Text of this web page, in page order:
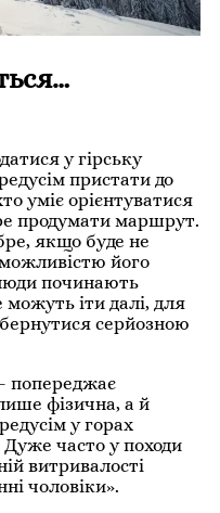
у гірську
пристати до
уміє орієнтуватися
продумати маршрут.
якщо буде не
його
починають
можуть іти далі, для
серйозною
попереджає
фізична, а й
у горах
часто у походи
витривалості
чоловіки».